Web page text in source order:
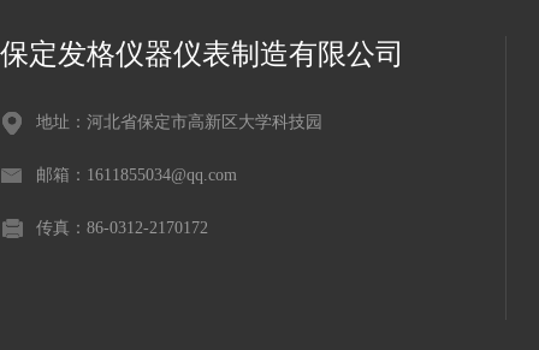
保定发格仪器仪表制造有限公司
地址：河北省保定市高新区大学科技园
邮箱：1611855034@qq.com
传真：86-0312-2170172